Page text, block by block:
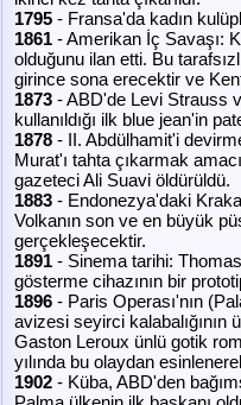
Licence F.A.Q.
1795 - Fransa'da kadın
1861 - Amerikan İç Savaşı:
olduğunu ilan etti. Bu
girince sona erecektir ve
1873 - ABD'de Levi Strauss
kullanıldığı ilk blue jean'in
1878 - II. Abdülhamit'i
Murat'ı tahta çıkarmak
gazeteci Ali Suavi öldürüldü.
1883 - Endonezya'daki
Volkanın son ve en büyük
gerçekleşecektir.
1891 - Sinema tarihi:
gösterme cihazının bir
1896 - Paris Operası'nın
avizesi seyirci
Gaston Leroux ünlü gotik
yılında bu olaydan
1902 - Küba, ABD'den